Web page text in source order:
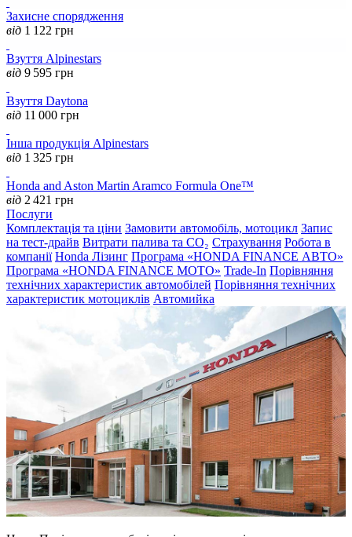
Захисне спорядження
від 1 122 грн
Взуття Alpinestars
від 9 595 грн
Взуття Daytona
від 11 000 грн
Інша продукція Alpinestars
від 1 325 грн
Honda and Aston Martin Aramco Formula One™
від 2 421 грн
Послуги
Комплектація та ціни Замовити автомобіль, мотоцикл Запис
на тест-драйв Витрати палива та CO₂ Страхування Робота в
компанії Honda Лізинг Програма «HONDA FINANCE АВТО»
Програма «HONDA FINANCE MOTO» Trade-In Порівняння
технічних характеристик автомобілей Порівняння технічних
характеристик мотоциклів Автомийка